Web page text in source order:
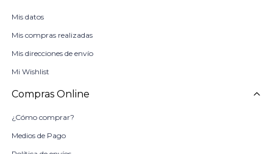
Mis datos
Mis compras realizadas
Mis direcciones de envío
Mi Wishlist
Compras Online
¿Cómo comprar?
Medios de Pago